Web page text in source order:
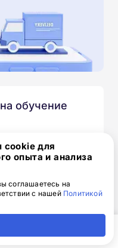
обучение
отправьте по
номер телефон.
и утонит все
cookie для
опыта и анализа
соглашаетесь на
с нашей Политикой